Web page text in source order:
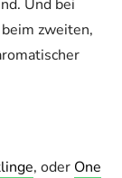
Und bei
zweiten,
, oder One